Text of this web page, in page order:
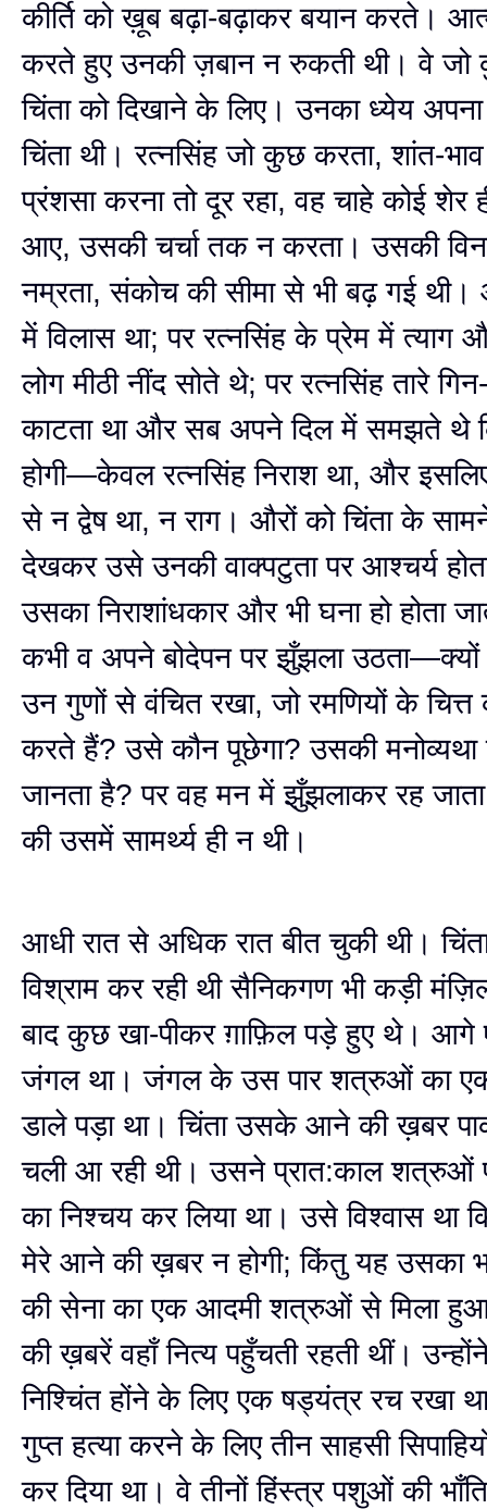
कीर्ति को ख़ूब बढ़ा-बढ़ाकर बयान करते।
करते हुए उनकी ज़बान न रुकती थी। वे
चिंता को दिखाने के लिए। उनका ध्येय अपना
चिंता थी। रत्नसिंह जो कुछ करता, शांत-
प्रंशसा करना तो दूर रहा, वह चाहे कोई शेर
आए, उसकी चर्चा तक न करता। उसकी
नम्रता, संकोच की सीमा से भी बढ़ गई
में विलास था; पर रत्नसिंह के प्रेम में
लोग मीठी नींद सोते थे; पर रत्नसिंह तारे
काटता था और सब अपने दिल में समझते थे
होगी—केवल रत्नसिंह निराश था, और
से न द्वेष था, न राग। औरों को चिंता के
देखकर उसे उनकी वाक्पटुता पर आश्चर्य
उसका निराशांधकार और भी घना हो होता
कभी व अपने बोदेपन पर झुँझला
उन गुणों से वंचित रखा, जो रमणियों के चित्त
करते हैं? उसे कौन पूछेगा? उसकी मनोव्यथा
जानता है? पर वह मन में झुँझलाकर रह
की उसमें सामर्थ्य ही न थी।
आधी रात से अधिक रात बीत चुकी थी।
विश्राम कर रही थी सैनिकगण भी कड़ी
बाद कुछ खा-पीकर ग़ाफ़िल पड़े हुए थे। आगे
जंगल था। जंगल के उस पार शत्रुओं का
डाले पड़ा था। चिंता उसके आने की ख़बर
चली आ रही थी। उसने प्रात:काल शत्रुओं
का निश्चय कर लिया था। उसे विश्वास
मेरे आने की ख़बर न होगी; किंतु यह उसका
की सेना का एक आदमी शत्रुओं से मिला
की ख़बरें वहाँ नित्य पहुँचती रहती थीं।
निश्चिंत होंने के लिए एक षड्यंत्र रच रखा
गुप्त हत्या करने के लिए तीन साहसी
कर दिया था। वे तीनों हिंस्त्र पशुओं की